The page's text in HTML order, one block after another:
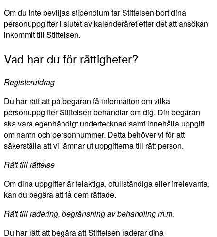
Om du inte beviljas stipendium tar Stiftelsen bort dina
personuppgifter i slutet av kalenderåret efter det att ansökan
inkommit till Stiftelsen.
Vad har du för rättigheter?
Registerutdrag
Du har rätt att på begäran få information om vilka
personuppgifter Stiftelsen behandlar om dig. Din begäran
ska vara egenhändigt undertecknad samt innehålla uppgift
om namn och personnummer. Detta behöver vi för att
säkerställa att vi lämnar ut uppgifterna till rätt person.
Rätt till rättelse
Om dina uppgifter är felaktiga, ofullständiga eller irrelevanta,
kan du begära att få dem rättade.
Rätt till radering, begränsning av behandling m.m.
Du har rätt att begära att Stiftelsen raderar dina